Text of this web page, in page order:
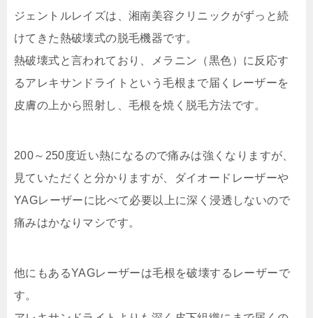
ジェントルレイズは、湘南美容クリニックがずっと続
けてきた熱破壊式の脱毛機器です。
熱破壊式と言われており、メラニン（黒色）に反応す
るアレキサンドライトという毛根まで届くレーザーを
皮膚の上から照射し、毛根を焼く脱毛方法です。
200～250度近い熱になるので痛みは強くなりますが、
見ていただくと分かりますが、ダイオードレーザーや
YAGレーザーに比べて必要以上に深く浸透しないので
痛みはかなりマシです。
他にもあるYAGレーザーは毛根を破壊するレーザーで
す。